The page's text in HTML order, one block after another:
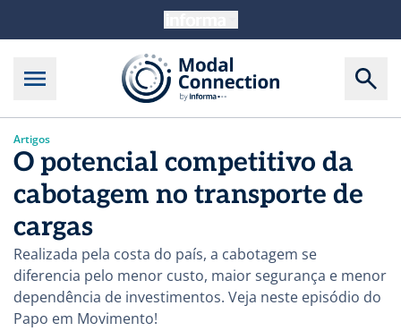
Artigos
O potencial competitivo da
cabotagem no transporte de
cargas
Realizada pela costa do país, a cabotagem se
diferencia pelo menor custo, maior segurança e menor
dependência de investimentos. Veja neste episódio do
Papo em Movimento!